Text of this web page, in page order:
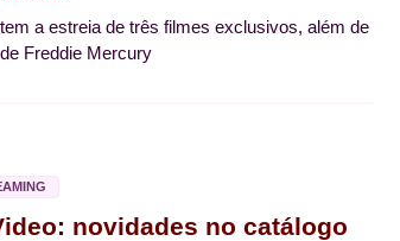
a estreia de três filmes exclusivos, além de
Freddie Mercury
novidades no catálogo